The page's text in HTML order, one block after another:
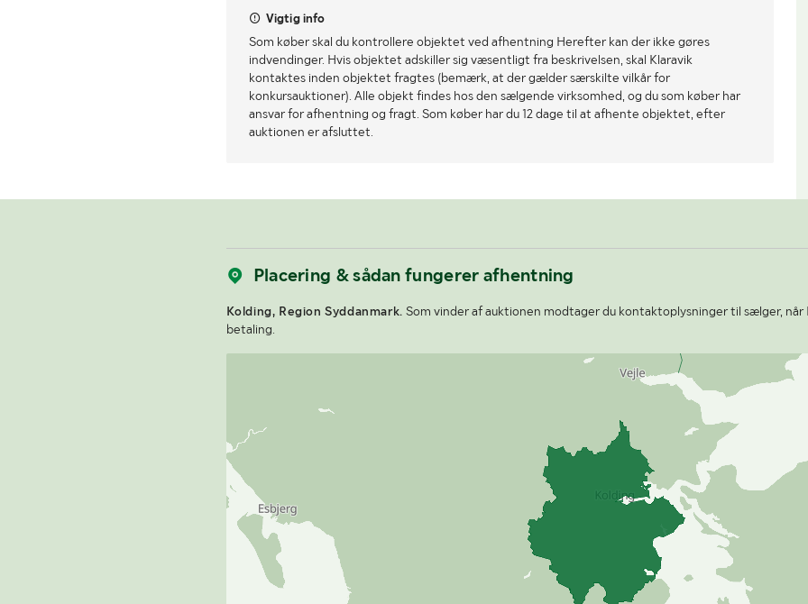
Vigtig info
Som køber skal du kontrollere objektet ved afhentning Herefter kan der ikke gøres
indvendinger. Hvis objektet adskiller sig væsentligt fra beskrivelsen, skal Klaravik
kontaktes inden objektet fragtes (bemærk, at der gælder særskilte vilkår for
konkursauktioner). Alle objekt findes hos den sælgende virksomhed, og du som køber har
ansvar for afhentning og fragt. Som køber har du 12 dage til at afhente objektet, efter
auktionen er afsluttet.
Placering & sådan fungerer afhentning
Kolding, Region Syddanmark. Som vinder af auktionen modtager du kontaktoplysninger til sælger, når
betaling.